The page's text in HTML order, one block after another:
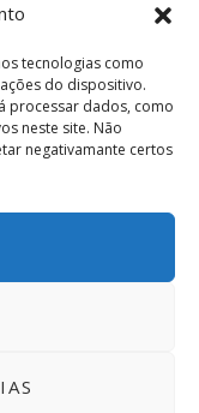
tecnologias como
do dispositivo.
processar dados, como
neste site. Não
negativamante certos